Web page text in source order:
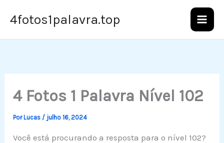
para4fotos1palavra.top
4 Fotos 1 Palavra Nível 102
PorLucas / julho 16, 2024
Você está procurando a resposta para o nível 102?